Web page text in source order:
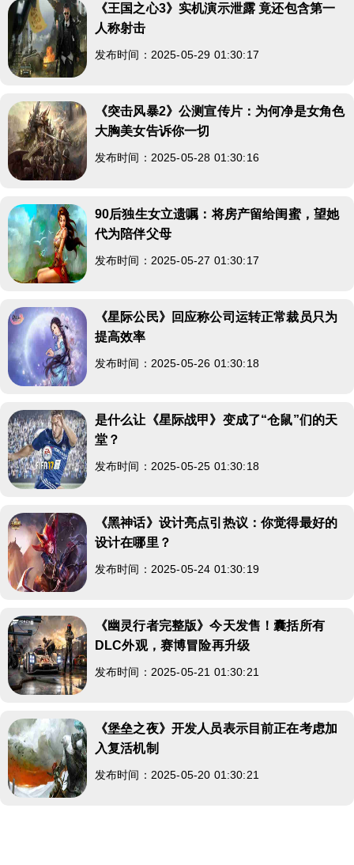
《王国之心3》实机演示泄露 竟还包含第一
人称射击
发布时间：2025-05-29 01:30:17
《突击风暴2》公测宣传片：为何净是女角色
大胸美女告诉你一切
发布时间：2025-05-28 01:30:16
90后独生女立遗嘱：将房产留给闺蜜，望她
代为陪伴父母
发布时间：2025-05-27 01:30:17
《星际公民》回应称公司运转正常裁员只为
提高效率
发布时间：2025-05-26 01:30:18
是什么让《星际战甲》变成了“仓鼠”们的天
堂？
发布时间：2025-05-25 01:30:18
《黑神话》设计亮点引热议：你觉得最好的
设计在哪里？
发布时间：2025-05-24 01:30:19
《幽灵行者完整版》今天发售！囊括所有
DLC外观，赛博冒险再升级
发布时间：2025-05-21 01:30:21
《堡垒之夜》开发人员表示目前正在考虑加
入复活机制
发布时间：2025-05-20 01:30:21